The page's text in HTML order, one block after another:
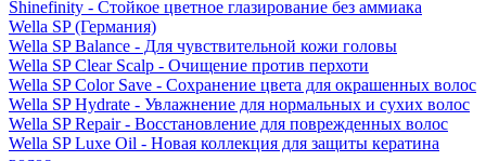
Shinefinity - Стойкое цветное глазирование без аммиака
Wella SP (Германия)
Wella SP Balance - Для чувствительной кожи головы
Wella SP Clear Scalp - Очищение против перхоти
Wella SP Color Save - Сохранение цвета для окрашенных волос
Wella SP Hydrate - Увлажнение для нормальных и сухих волос
Wella SP Repair - Восстановление для поврежденных волос
Wella SP Luxe Oil - Новая коллекция для защиты кератина